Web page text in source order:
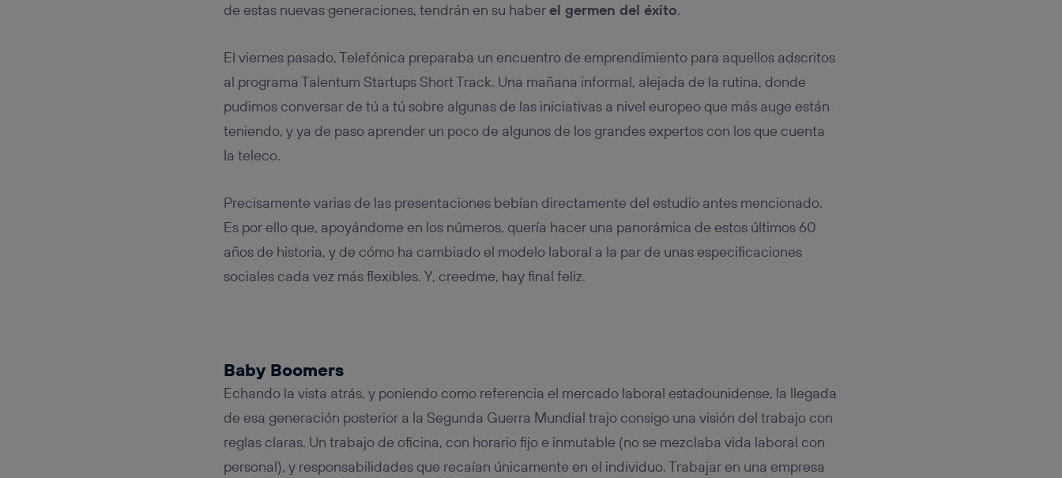
de estas nuevas generaciones, tendrán en su haberel germen del éxito.
El viernes pasado, Telefónica preparaba un encuentro de emprendimiento para aquellos adscritos
al programa Talentum Startups Short Track. Una mañana informal, alejada de la rutina, donde
pudimos conversar de tú a tú sobre algunas de las iniciativas a nivel europeo que más auge están
teniendo, y ya de paso aprender un poco de algunos de los grandes expertos con los que cuenta
la teleco.
Precisamente varias de las presentaciones bebían directamente del estudio antes mencionado.
Es por ello que, apoyándome en los números, quería hacer una panorámica de estos últimos 60
años de historia, y de cómo ha cambiado el modelo laboral a la par de unas especificaciones
sociales cada vez más flexibles. Y, creedme, hay final feliz.
Baby Boomers
Echando la vista atrás, y poniendo como referencia el mercado laboral estadounidense, la llegada
de esa generación posterior a la Segunda Guerra Mundial trajo consigo una visión del trabajo con
reglas claras. Un trabajo de oficina, con horario fijo e inmutable (no se mezclaba vida laboral con
personal), y responsabilidades que recaían únicamente en el individuo. Trabajar en una empresa